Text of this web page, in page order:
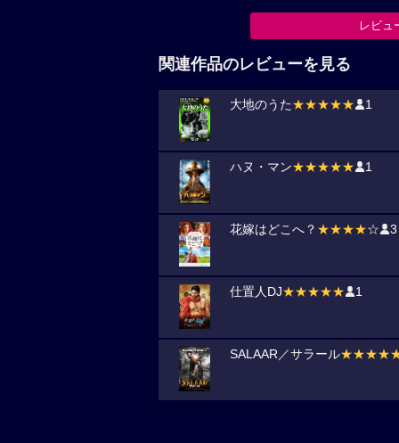
レビュ
関連作品のレビューを見る
大地のうた ★★★★★ 1
ハヌ・マン★★★★★ 1
花嫁はどこへ？ ★★★★☆ 3
仕置人DJ★★★★★ 1
SALAAR／サラール